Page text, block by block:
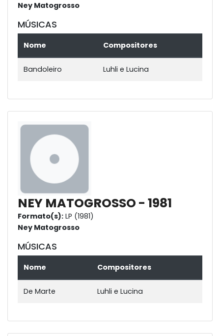
Ney Matogrosso
MÚSICAS
Nome Compositores
Bandoleiro Luhli e Lucina
NEY MATOGROSSO - 1981
Formato(s): LP (1981)
Ney Matogrosso
MÚSICAS
Nome Compositores
De Marte Luhli e Lucina